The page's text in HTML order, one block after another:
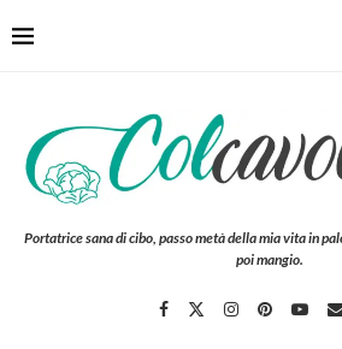
Portatrice sana di cibo, passo metà della mia vita in
poi mangio.